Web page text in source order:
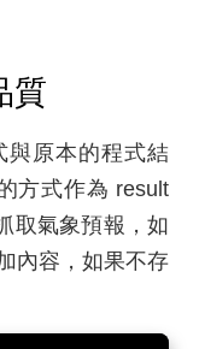
質
與原本的程式結
方式作為 result
取氣象預報，如
內容，如果不存